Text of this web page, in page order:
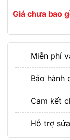
Giá chưa bao
Miễn phí
Bảo hành
Cam kết
Hỗ trợ